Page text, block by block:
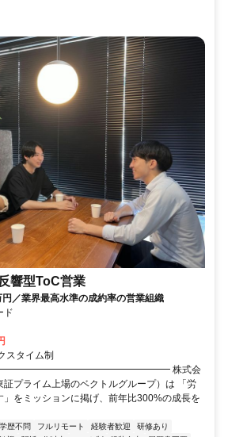
響型ToC営業
／業界最高水準の成約率の営業組織
ド
スタイム制
要 ━━━━━━━━━━━━━━━━━━ 株式会
証プライム上場のベクトルグループ）は 「労
」をミッションに掲げ、前年比300%の成長を
学歴不問 フルリモート 経験者歓迎
研修あり